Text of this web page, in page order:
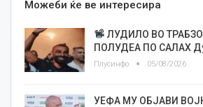
Можеби ќе ве интересира
ЛУДИЛО ВО
ПОЛУДЕА ПО САЛАХ
Плусинфо 05/08/2026
УЕФА МУ ОБЈАВИ